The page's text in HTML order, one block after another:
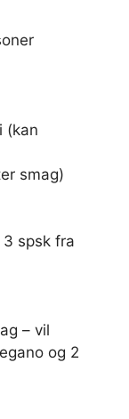
(kan
smag)
spsk fra
– vil
og 2